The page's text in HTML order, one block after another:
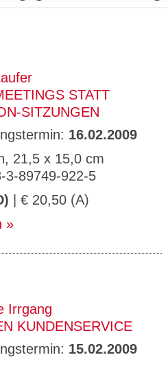
STATT
SITZUNGEN
16.02.2009
21,5 x 15,0 cm
3-89749-922-5
| € 20,50 (A)
Irrgang
KUNDENSERVICE
15.02.2009
Zustimmungsstatus des